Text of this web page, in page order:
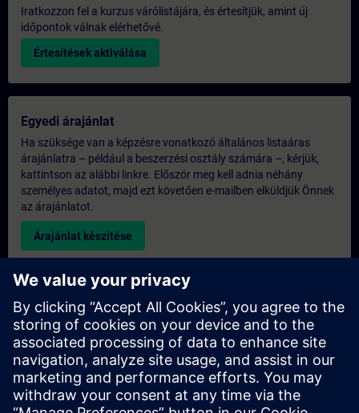
Iratkozzon fel a kurzus várólistájára, és értesítjük, amint új
időpontok válnak elérhetővé.
Értesítések aktiválása
Egyedi árajánlat
Ha szüksége van a képzésre vonatkozó általános listaáras
árajánlatra – például a beszerzési osztály számára –, kérjük,
kattintson az alábbi linkre. Először meg kell adnia néhány
személyes adatot, majd ezt követően e-mailben elküldjük Önnek
az árajánlatot.
Árajánlat készítése
Kérdés az exkluzív képzéssel kapcsolatban
Kérjük, töltse ki az alábbi érdeklődési űrlapot, ha árajánlatot
szeretne kapni egy exkluzív képzésre, akár helyszíni, akár
virtuális formában, vagy a SITRAIN képzési központunkban. Ez
a fajta kérés nagyobb csoportok számára (6 főtől) lenne
megfelelő. Miután megadta elérhetőségi adatait és képzési
igényeit, árajánlatot küldünk Önnek.